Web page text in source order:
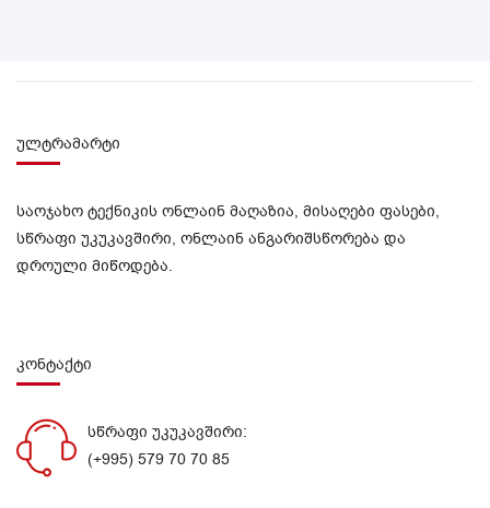
ულტრამარტი
საოჯახო ტექნიკის ონლაინ მაღაზია, მისაღები ფასები,
სწრაფი უკუკავშირი, ონლაინ ანგარიშსწორება და
დროული მიწოდება.
კონტაქტი
სწრაფი უკუკავშირი:
(+995) 579 70 70 85